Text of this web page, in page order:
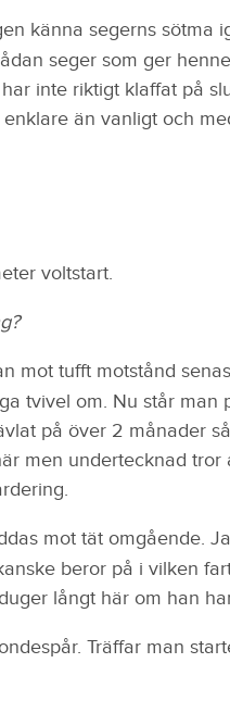
känna segerns sötma
seger som ger
inte riktigt klaffat på
än vanligt och
voltstart.
mot tufft motstånd
tvivel om. Nu står
på över 2 månader
men undertecknad
mot tät omgående.
beror på i vilken
långt här om han
Träffar man